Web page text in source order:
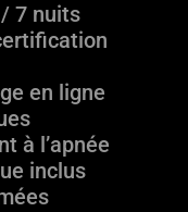
7 nuits
en ligne
à l’apnée
inclus